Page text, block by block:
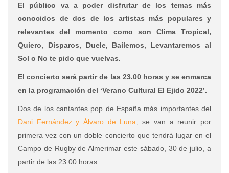
El público va a poder disfrutar de los temas más
conocidos de dos de los artistas más populares y
relevantes del momento como son Clima Tropical,
Quiero, Disparos, Duele, Bailemos, Levantaremos al
Sol o No te pido que vuelvas.
El concierto será partir de las 23.00 horas y se enmarca
en la programación del ‘Verano Cultural El Ejido 2022’.
Dos de los cantantes pop de España más importantes del
Dani Fernández y Álvaro de Luna , se van a reunir por
primera vez con un doble concierto que tendrá lugar en el
Campo de Rugby de Almerimar este sábado, 30 de julio, a
partir de las 23.00 horas.